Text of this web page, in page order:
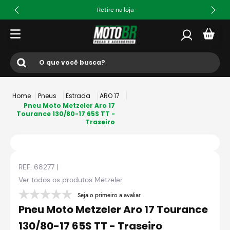
Retire na loja
O que você busca?
º ls2
5º capacete ls2
6 º jaqueta
7º bau
Pneus Estrada
ARO 17
Pneu Moto Metzeler Aro 17
Tourance 130/80-17 65S TT -
Traseiro
REF: 68277 |
Ver todos os produtos Metzeler
Seja o primeiro a avaliar
Pneu Moto Metzeler Aro 17 Tourance
130/80-17 65S TT - Traseiro